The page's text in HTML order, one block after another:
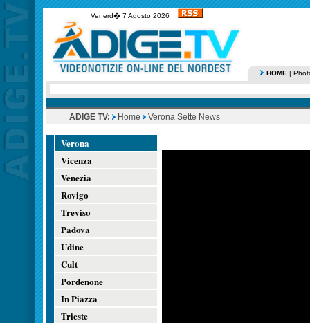
Venerd� 7 Agosto 2026
HOME |
ADIGE TV: Home Verona Sette News
Verona
Vicenza
Venezia
Rovigo
Treviso
Padova
Udine
Cult
Pordenone
In Piazza
Trieste